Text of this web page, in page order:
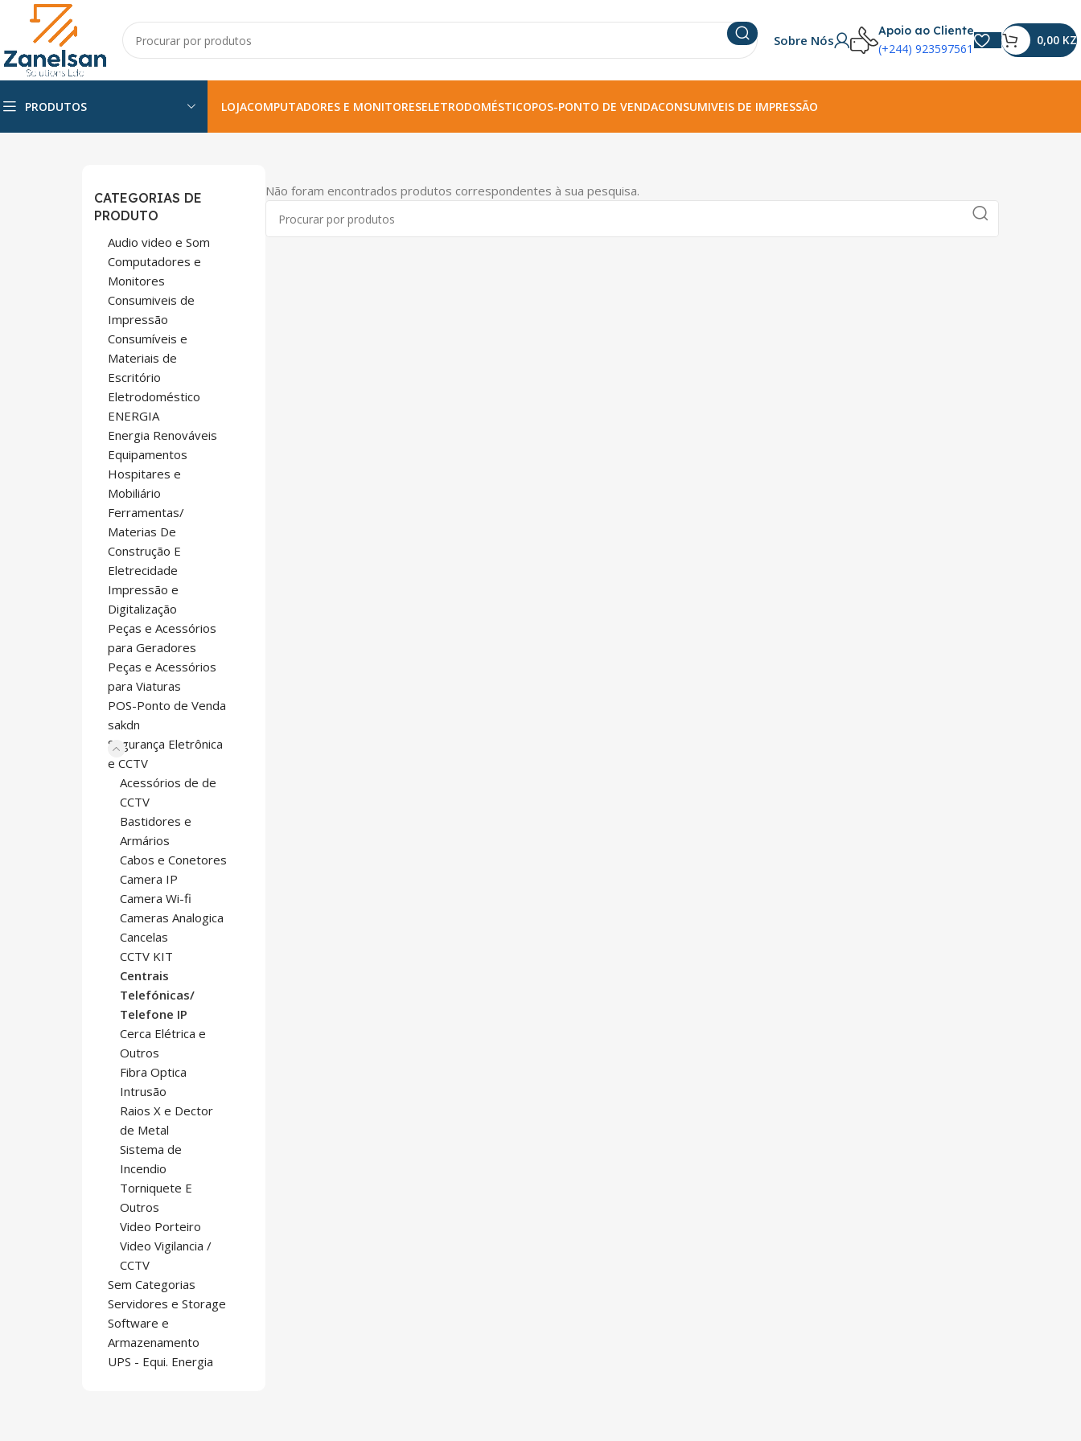
Sobre Nós
Apoio ao Cliente
(+244) 923597561
0,00 KZ
PRODUTOS LOJACOMPUTADORES E MONITORESELETRODOMÉSTICOPOS-PONTO DE VENDACONSUMIVEIS DE IMPRESSÃO
CATEGORIAS DE
PRODUTO
Audio video e Som
Computadores e
Monitores
Consumiveis de
Impressão
Consumíveis e
Materiais de
Escritório
Eletrodoméstico
ENERGIA
Energia Renováveis
Equipamentos
Hospitares e
Mobiliário
Ferramentas/
Materias De
Construção E
Eletrecidade
Impressão e
Digitalização
Peças e Acessórios
para Geradores
Peças e Acessórios
para Viaturas
POS-Ponto de Venda
sakdn
Segurança Eletrônica
e CCTV
Acessórios de de
CCTV
Bastidores e
Armários
Cabos e Conetores
Camera IP
Camera Wi-fi
Cameras Analogica
Cancelas
CCTV KIT
Centrais
Telefónicas/
Telefone IP
Cerca Elétrica e
Outros
Fibra Optica
Intrusão
Raios X e Dector
de Metal
Sistema de
Incendio
Torniquete E
Outros
Video Porteiro
Video Vigilancia /
CCTV
Sem Categorias
Servidores e Storage
Software e
Armazenamento
UPS - Equi. Energia
Não foram encontrados produtos correspondentes à sua pesquisa.